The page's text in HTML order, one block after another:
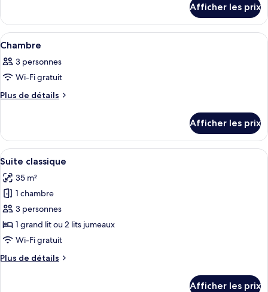
de
chambre :
Chambre
Chambre
Afficher les prix
Afficher
toutes
les
photos
pour
de
chambre :
Chambre
Une chambre d’hôtel avec un lit,
11
Chambre
3 personnes
Wi-Fi gratuit
Plus de détails
Plus
Chambre
Afficher les prix
Afficher
toutes
les
photos
pour
ce
type
chambre :
Une chambre d’hôtel avec un
10
Suite classique
35 m²
1 chambre
3 personnes
1 grand lit ou 2 lits jumeaux
Wi-Fi gratuit
Plus de détails
Plus
Afficher les prix